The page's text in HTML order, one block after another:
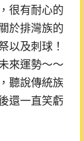
很有耐心的
於排灣族的
以及刺球！
來運勢～～
聽說傳統族
還一直笑虧